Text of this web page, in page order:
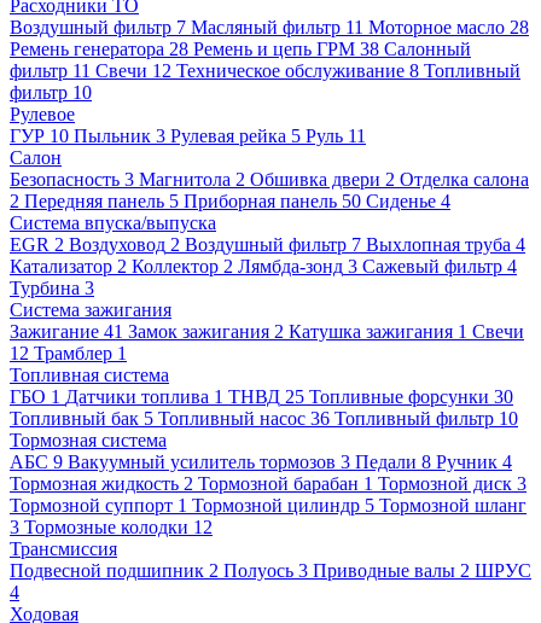
Расходники ТО
Воздушный фильтр 7 Масляный фильтр 11 Моторное масло 28
Ремень генератора 28 Ремень и цепь ГРМ 38 Салонный
фильтр 11 Свечи 12 Техническое обслуживание 8 Топливный
фильтр 10
Рулевое
ГУР 10 Пыльник 3 Рулевая рейка 5 Руль 11
Салон
Безопасность 3 Магнитола 2 Обшивка двери 2 Отделка салона
2 Передняя панель 5 Приборная панель 50 Сиденье 4
Система впуска/выпуска
EGR 2 Воздуховод 2 Воздушный фильтр 7 Выхлопная труба 4
Катализатор 2 Коллектор 2 Лямбда-зонд 3 Сажевый фильтр 4
Турбина 3
Система зажигания
Зажигание 41 Замок зажигания 2 Катушка зажигания 1 Свечи
12 Трамблер 1
Топливная система
ГБО 1 Датчики топлива 1 ТНВД 25 Топливные форсунки 30
Топливный бак 5 Топливный насос 36 Топливный фильтр 10
Тормозная система
АБС 9 Вакуумный усилитель тормозов 3 Педали 8 Ручник 4
Тормозная жидкость 2 Тормозной барабан 1 Тормозной диск 3
Тормозной суппорт 1 Тормозной цилиндр 5 Тормозной шланг
3 Тормозные колодки 12
Трансмиссия
Подвесной подшипник 2 Полуось 3 Приводные валы 2 ШРУС
4
Ходовая